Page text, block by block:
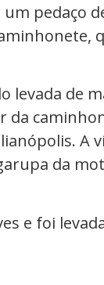
pedaço
levada de
da
A
da
e foi